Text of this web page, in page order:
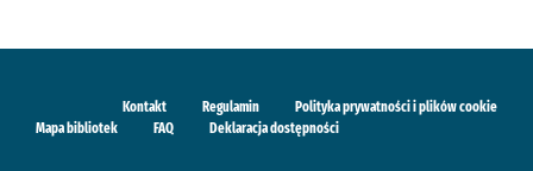
Kontakt Regulamin
Polityka prywatności i plików cookie
Mapa bibliotek
FAQ Deklaracja dostępności